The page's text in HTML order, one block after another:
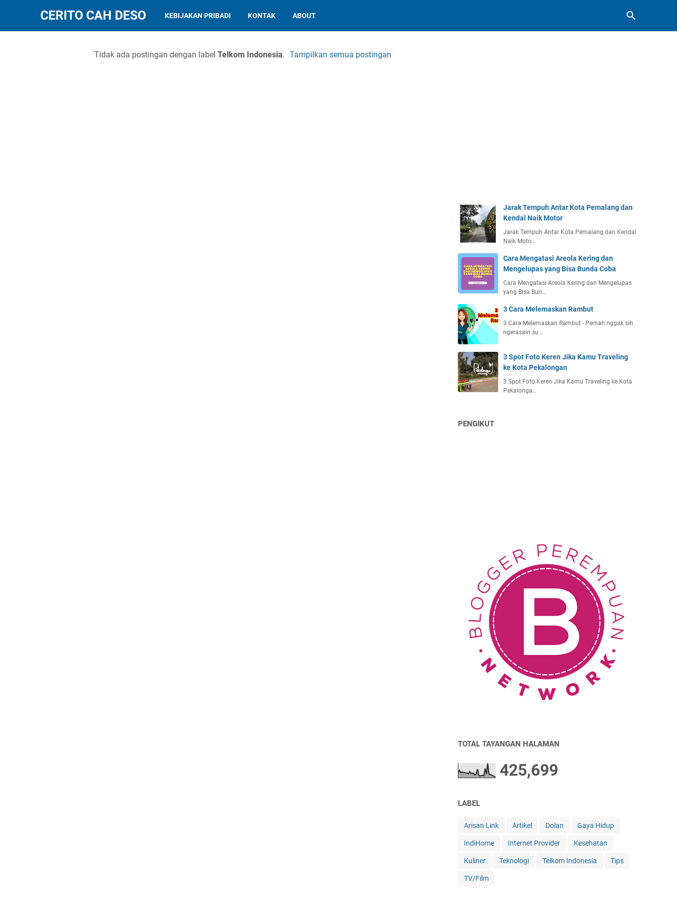
CERITO CAH DESO KEBIJAKAN PRIBADI KONTAK ABOUT
Tidak ada postingan dengan label Telkom Indonesia. Tampilkan semua postingan
Jarak Tempuh Antar Kota Pemalang dan
Kendal Naik Motor
Jarak Tempuh Antar Kota Pemalang dan Kendal
Naik Moto…
Cara Mengatasi Areola Kering dan
Mengelupas yang Bisa Bunda Coba
Cara Mengatasi Areola Kering dan Mengelupas
yang Bisa Bun…
3 Cara Melemaskan Rambut
3 Cara Melemaskan Rambut - Pernah nggak sih
ngerasain su…
3 Spot Foto Keren Jika Kamu Traveling
ke Kota Pekalongan
3 Spot Foto Keren Jika Kamu Traveling ke Kota
Pekalonga…
PENGIKUT
TOTAL TAYANGAN HALAMAN
425,699
LABEL
Arisan Link Artikel Dolan Gaya Hidup
IndiHome Internet Provider Kesehatan
Kuliner Teknologi Telkom Indonesia Tips
TV/Film